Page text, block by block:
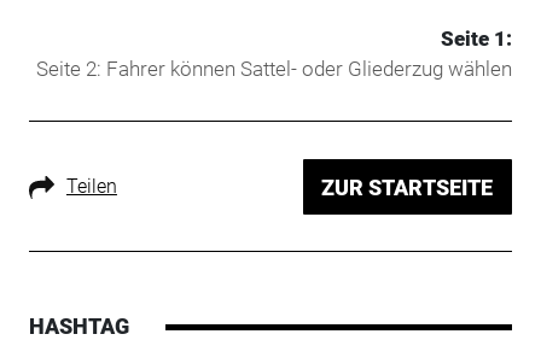
Seite 1:
Seite 2: Fahrer können Sattel- oder Gliederzug wählen
Teilen ZUR STARTSEITE
HASHTAG